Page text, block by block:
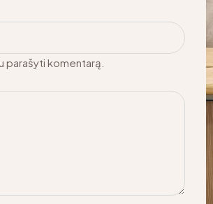
parašyti komentarą.